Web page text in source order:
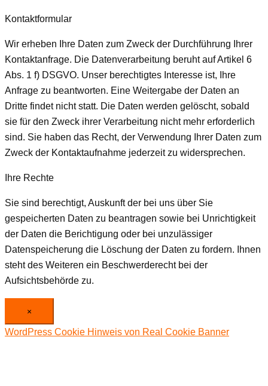
Kontaktformular
Wir erheben Ihre Daten zum Zweck der Durchführung Ihrer
Kontaktanfrage. Die Datenverarbeitung beruht auf Artikel 6
Abs. 1 f) DSGVO. Unser berechtigtes Interesse ist, Ihre
Anfrage zu beantworten. Eine Weitergabe der Daten an
Dritte findet nicht statt. Die Daten werden gelöscht, sobald
sie für den Zweck ihrer Verarbeitung nicht mehr erforderlich
sind. Sie haben das Recht, der Verwendung Ihrer Daten zum
Zweck der Kontaktaufnahme jederzeit zu widersprechen.
Ihre Rechte
Sie sind berechtigt, Auskunft der bei uns über Sie
gespeicherten Daten zu beantragen sowie bei Unrichtigkeit
der Daten die Berichtigung oder bei unzulässiger
Datenspeicherung die Löschung der Daten zu fordern. Ihnen
steht des Weiteren ein Beschwerderecht bei der
Aufsichtsbehörde zu.
×
WordPress Cookie Hinweis von Real Cookie Banner